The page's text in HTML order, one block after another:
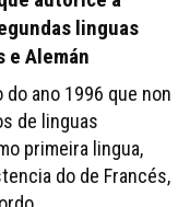
linguas
e Alemán
ano 1996 que non
de linguas
primeira lingua,
do de Francés,